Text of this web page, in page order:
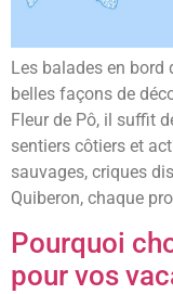
Les balades en bord
belles façons de
Fleur de Pô, il suffit
sentiers côtiers et
sauvages, criques
Quiberon, chaque
Pourquoi
pour vos